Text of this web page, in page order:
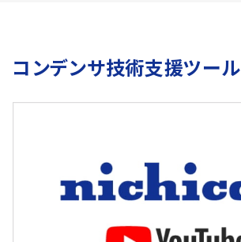
コンデンサ技術支援ツール